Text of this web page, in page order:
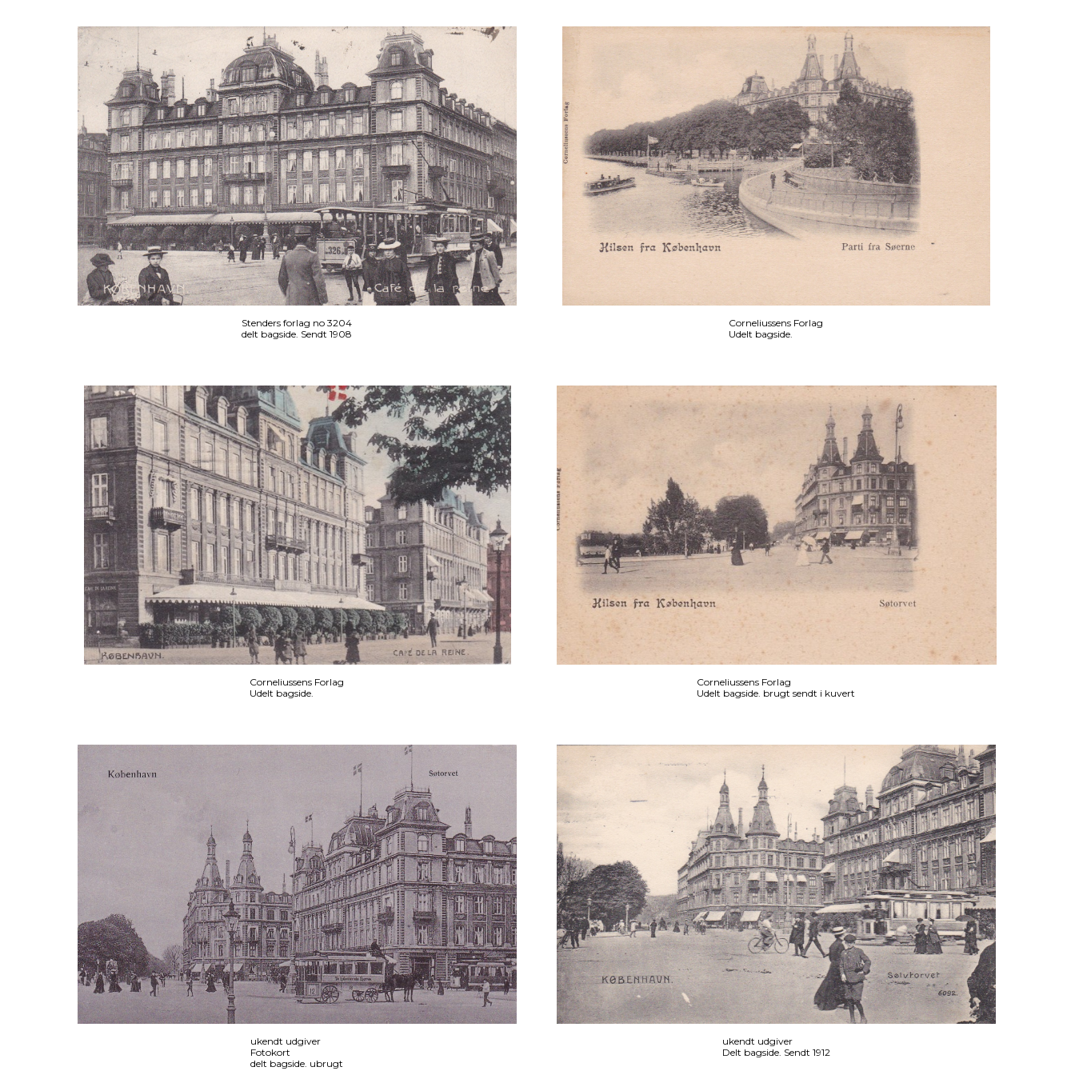
Stenders forlag no 3204
delt bagside. Sendt 1908
Corneliussens Forlag
Udelt bagside.
Corneliussens Forlag
Udelt bagside.
Corneliussens Forlag
Udelt bagside. brugt sendt i kuvert
ukendt udgiver
Fotokort
delt bagside. ubrugt
ukendt udgiver
Delt bagside. Sendt 1912